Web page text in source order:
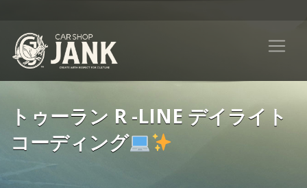
トゥーラン R -LINE デイライト
コーディング